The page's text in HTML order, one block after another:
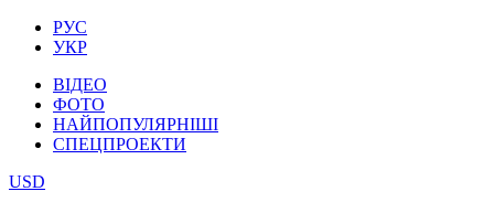
РУС
УКР
ВІДЕО
ФОТО
НАЙПОПУЛЯРНІШІ
СПЕЦПРОЕКТИ
USD